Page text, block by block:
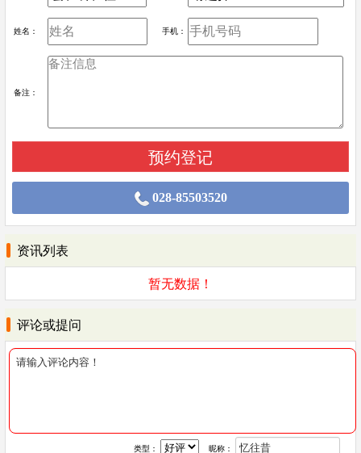
姓名： 手机：
备注：
028-85503520
资讯列表
暂无数据！
评论或提问
类型： 昵称：